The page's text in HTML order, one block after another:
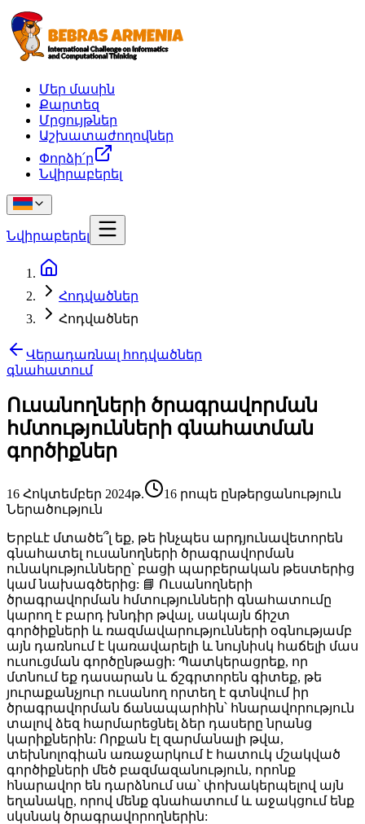
Մեր մասին
Քարտեզ
Մրցույթներ
Աշխատաժողովներ
Փորձի՛ր
Նվիրաբերել
Նվիրաբերել
Հոդվածներ
Հոդվածներ
Վերադառնալ հոդվածներ
գնահատում
Ուսանողների ծրագրավորման
հմտությունների գնահատման
գործիքներ
16 Հոկտեմբեր 2024թ.
16 րոպե ընթերցանություն
Ներածություն
Երբևէ մտածե՞լ եք, թե ինչպես արդյունավետորեն
գնահատել ուսանողների ծրագրավորման
ունակությունները՝ բացի պարբերական թեստերից
կամ նախագծերից: 📘 Ուսանողների
ծրագրավորման հմտությունների գնահատումը
կարող է բարդ խնդիր թվալ, սակայն ճիշտ
գործիքների և ռազմավարությունների օգնությամբ
այն դառնում է կառավարելի և նույնիսկ հաճելի մաս
ուսուցման գործընթացի: Պատկերացրեք, որ
մտնում եք դասարան և ճշգրտորեն գիտեք, թե
յուրաքանչյուր ուսանող որտեղ է գտնվում իր
ծրագրավորման ճանապարհին՝ հնարավորություն
տալով ձեզ հարմարեցնել ձեր դասերը նրանց
կարիքներին: Որքան էլ զարմանալի թվա,
տեխնոլոգիան առաջարկում է հատուկ մշակված
գործիքների մեծ բազմազանություն, որոնք
հնարավոր են դարձնում սա՝ փոխակերպելով այն
եղանակը, որով մենք գնահատում և աջակցում ենք
սկսնակ ծրագրավորողներին: